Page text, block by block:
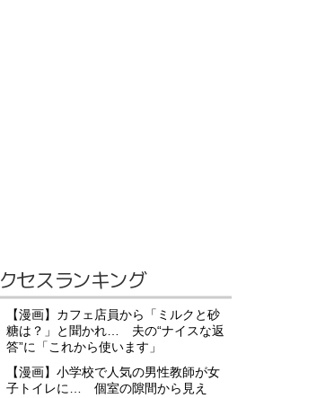
セスランキング
【漫画】カフェ店員から「ミルクと砂
糖は？」と聞かれ… 夫の“ナイスな返
答”に「これから使います」
【漫画】小学校で人気の男性教師が女
子トイレに… 個室の隙間から見え